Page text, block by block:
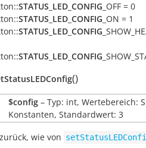
STATUS_LED_CONFIG _OFF = 0
STATUS_LED_CONFIG _ON = 1
STATUS_LED_CONFIG
STATUS_LED_CONFIG
()
$config – Typ: int, Wertebereich:
Konstanten, Standardwert: 3
wie von